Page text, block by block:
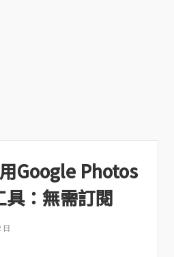
Google Photos
：無需訂閱
日